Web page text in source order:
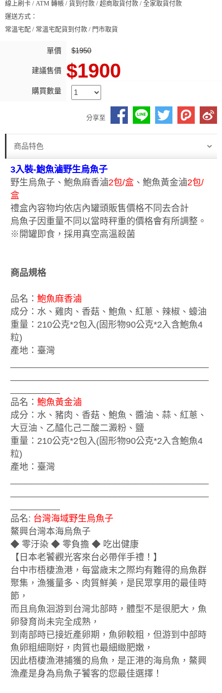
線上刷卡 / ATM 轉帳 / 貨到付款 / 超商取貨付款 / 全家取貨付款
運送方式：
常溫宅配 / 常溫宅配貨到付款 / 門市取貨
單價 $1950
建議售價 $1900
購買數量
分享至
商品特色
3入裝-鮑魚滷野生烏魚子
野生烏魚子、鮑魚麻香滷2包/盒、鮑魚黃金滷2包/
盒
禮盒內容物均依店內罐頭販售價格不同去合計
烏魚子因重量不同以當時秤重的價格會有所調整。
※開罐即食，採用真空高溫殺菌
商品規格
品名： 鮑魚麻香滷
成分：水、雞肉、香菇、鮑魚、紅蔥、辣椒、蠔油
重量：210公克*2包入(固形物90公克*2入含鮑魚4
粒)
產地：臺灣
品名： 鮑魚黃金滷
成分：水、豬肉、香菇、鮑魚、醬油、蒜、紅蔥、
大豆油、乙醯化己二酸二澱粉、鹽
重量：210公克*2包入(固形物90公克*2入含鮑魚4
粒)
產地：臺灣
品名: 台灣海域野生烏魚子
鰲興台灣本海烏魚子
◆ 零汙染 ◆ 零負擔 ◆ 吃出健康
【日本老饕觀光客來台必帶伴手禮！】
台中市梧棲漁港，每當歲末之際均有難得的烏魚群
聚集，漁獲量多、肉質鮮美，是民眾享用的最佳時
節，
而且烏魚洄游到台灣北部時，體型不是很肥大，魚
卵發育尚未完全成熟，
到南部時已接近產卵期，魚卵較粗，但游到中部時
魚卵粗細剛好，肉質也最細緻肥嫩，
因此梧棲漁港捕獲的烏魚，是正港的海烏魚，鰲興
漁產是身為烏魚子饕客的您最佳選擇！